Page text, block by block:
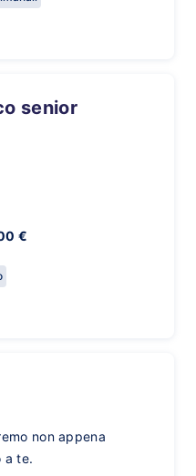
senior
€
non appena
a te.